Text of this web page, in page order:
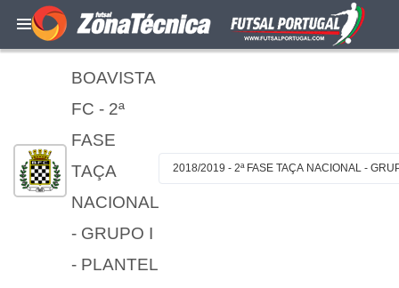
BOAVISTA
FC - 2ª
FASE
TAÇA
NACIONAL
- GRUPO I
- PLANTEL
2018/2019 - 2ª FASE TAÇA NACIONAL -